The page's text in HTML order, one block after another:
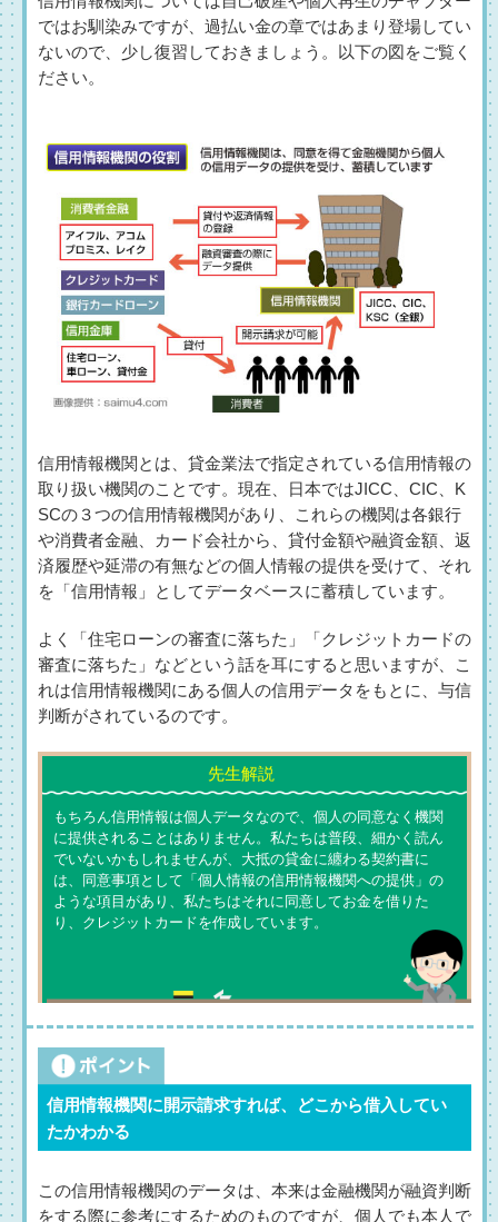
ではお馴染みですが、過払い金の章ではあまり登場してい
ないので、少し復習しておきましょう。以下の図をご覧く
ださい。
信用情報機関とは、貸金業法で指定されている信用情報の
取り扱い機関のことです。現在、日本ではJICC、CIC、K
SCの３つの信用情報機関があり、これらの機関は各銀行
や消費者金融、カード会社から、貸付金額や融資金額、返
済履歴や延滞の有無などの個人情報の提供を受けて、それ
を「信用情報」としてデータベースに蓄積しています。
よく「住宅ローンの審査に落ちた」「クレジットカードの
審査に落ちた」などという話を耳にすると思いますが、こ
れは信用情報機関にある個人の信用データをもとに、与信
判断がされているのです。
もちろん信用情報は個人データなので、個人の同意なく機関
に提供されることはありません。私たちは普段、細かく読ん
でいないかもしれませんが、大抵の貸金に纏わる契約書に
は、同意事項として「個人情報の信用情報機関への提供」の
ような項目があり、私たちはそれに同意してお金を借りた
り、クレジットカードを作成しています。
信用情報機関に開示請求すれば、どこから借入してい
たかわかる
この信用情報機関のデータは、本来は金融機関が融資判断
をする際に参考にするためのものですが、個人でも本人で